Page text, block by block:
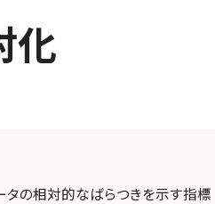
化
タの相対的なばらつきを示す指標